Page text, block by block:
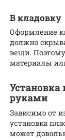
В кладовку
Оформление
должно
вещи.
материалы
руками
Зависимо от
установка
может